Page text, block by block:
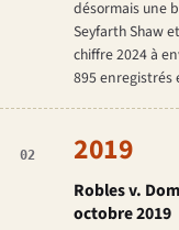
désormais une
Seyfarth Shaw
chiffre 2024 à
895 enregistrés
02 2019
Robles v.
octobre 2019